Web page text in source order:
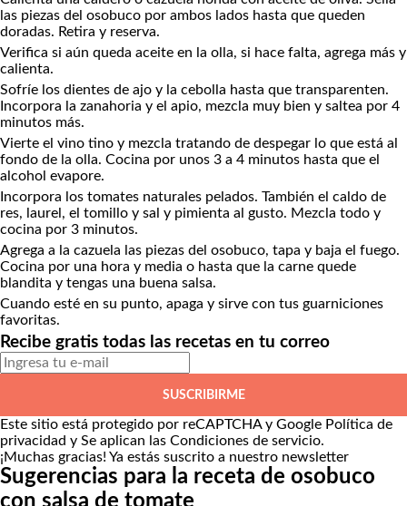
las piezas del osobuco por ambos lados hasta que queden
doradas. Retira y reserva.
Verifica si aún queda aceite en la olla, si hace falta, agrega más y
calienta.
Sofríe los dientes de ajo y la cebolla hasta que transparenten.
Incorpora la zanahoria y el apio, mezcla muy bien y saltea por 4
minutos más.
Vierte el vino tino y mezcla tratando de despegar lo que está al
fondo de la olla. Cocina por unos 3 a 4 minutos hasta que el
alcohol evapore.
Incorpora los tomates naturales pelados. También el caldo de
res, laurel, el tomillo y sal y pimienta al gusto. Mezcla todo y
cocina por 3 minutos.
Agrega a la cazuela las piezas del osobuco, tapa y baja el fuego.
Cocina por una hora y media o hasta que la carne quede
blandita y tengas una buena salsa.
Cuando esté en su punto, apaga y sirve con tus guarniciones
favoritas.
Recibe gratis todas las recetas en tu correo
SUSCRIBIRME
Este sitio está protegido por reCAPTCHA y Google Política de
privacidad y Se aplican las Condiciones de servicio.
¡Muchas gracias! Ya estás suscrito a nuestro newsletter
Sugerencias para la receta de osobuco